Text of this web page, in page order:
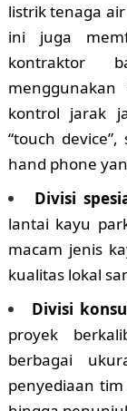
listrik tenaga
ini juga
kontraktor
kontrol jarak
“touch
hand phone
Divisi
lantai kayu
macam jenis
kualitas lokal
Divisi
proyek
berbagai
penyediaan